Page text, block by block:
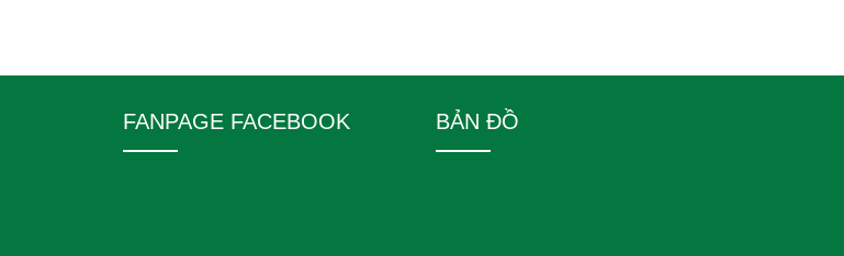
FANPAGE FACEBOOK BẢN ĐỒ